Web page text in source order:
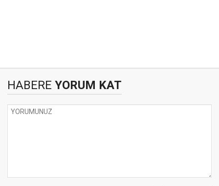
HABERE YORUM KAT